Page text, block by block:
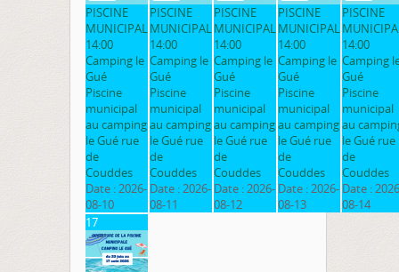
PISCINE
MUNICIPAL
14:00
Camping le
Gué
Piscine
municipal
au camping
le Gué rue
de
Couddes
Date :2026-
08-10
PISCINE
MUNICIPAL
14:00
Camping le
Gué
Piscine
municipal
au camping
le Gué rue
de
Couddes
Date :2026-
08-11
PISCINE
MUNICIPAL
14:00
Camping le
Gué
Piscine
municipal
au camping
le Gué rue
de
Couddes
Date :2026-
08-12
PISCINE
MUNICIPAL
14:00
Camping le
Gué
Piscine
municipal
au camping
le Gué rue
de
Couddes
Date :2026-
08-13
PISCINE
14:00
Camping
Gué
Piscine
municipal
au
le Gué rue
de
Couddes
Date :
08-14
17